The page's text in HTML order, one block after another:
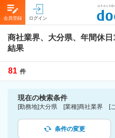
会員登録 ログイン
商社業界、大分県、年間休日
結果
81 件
現在の検索条件
条件の変更